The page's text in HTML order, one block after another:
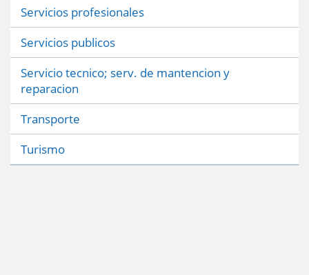
Servicios profesionales
Servicios publicos
Servicio tecnico; serv. de mantencion y
reparacion
Transporte
Turismo